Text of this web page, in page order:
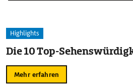
Highlights
Die 10 Top-
Mehr erfahren